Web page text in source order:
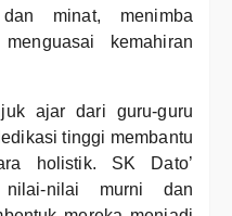
minat, menimba
kemahiran
ajar dari guru-guru
tinggi membantu
holistik. SK Dato’
nilai-nilai murni dan